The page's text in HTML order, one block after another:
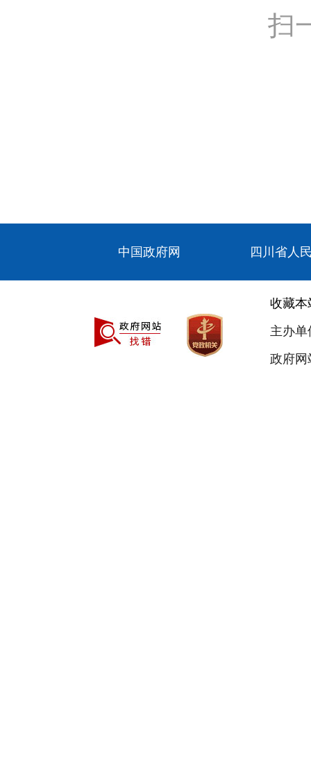
扫
中国政府网 四川省人
收藏本
主办
政府网